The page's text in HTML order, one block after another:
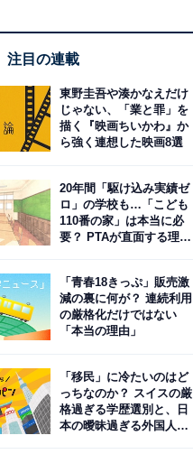
注目の連載
東野圭吾や湊かなえだけ
じゃない、「業と罪」を
描く『映画ちいかわ』か
ら強く連想した映画8選
20年間「駆け込み実績ゼ
ロ」の学校も…「こども
110番の家」は本当に必
要？ PTAが直面する理想
「青春18きっぷ」販売激
減の裏に何が？ 連続利用
の厳格化だけではない
「本当の理由」
「移民」に冷たいのはど
っちなのか？ スイスの厳
格過ぎる学歴選別と、日
本の曖昧過ぎる外国人政